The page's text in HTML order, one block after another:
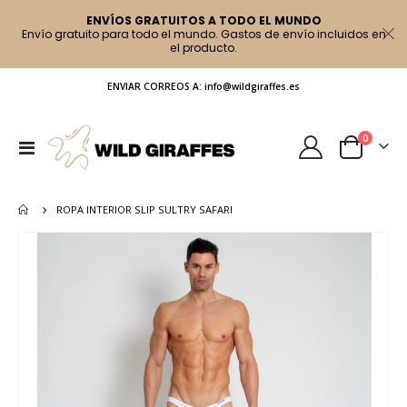
ENVÍOS GRATUITOS A TODO EL MUNDO
Envío gratuito para todo el mundo. Gastos de envío incluidos en
el producto.
ENVIAR CORREOS A: info@wildgiraffes.es
Toggle
Nav
Cart
0artículos
ROPA INTERIOR SLIP SULTRY SAFARI